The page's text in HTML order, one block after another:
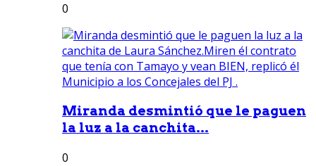
0
Miranda desmintió que le paguen
la luz a la canchita...
0